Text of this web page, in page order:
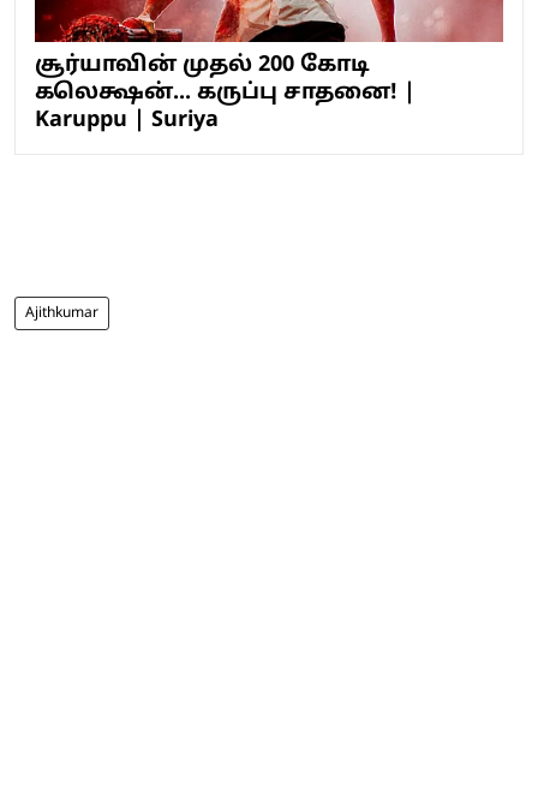
சூர்யாவின் முதல் 200 கோடி
கலெக்ஷன்... கருப்பு சாதனை! |
Karuppu | Suriya
Ajithkumar